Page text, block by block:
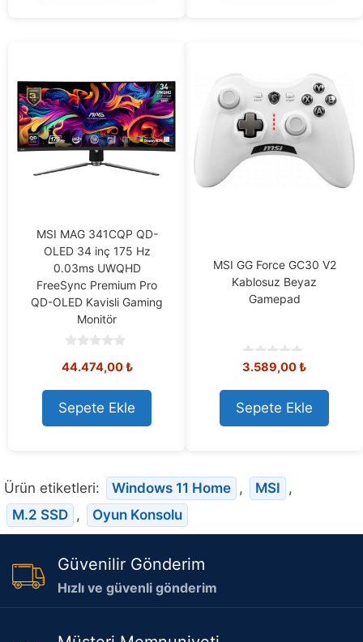
MSI MAG 341CQP QD-
OLED 34 inç 175 Hz
0.03ms UWQHD
FreeSync Premium Pro
QD-OLED Kavisli Gaming
Monitör
o
t
o
f
5
44.474,00₺
Sepete Ekle
MSI GG Force GC30 V2
Kablosuz Beyaz
Gamepad
0
u
t
o
f
3.589,00₺
Sepete Ekle
Ürün etiketleri: Windows 11 Home , MSI
,
M.2 SSD , Oyun Konsolu
Güvenilir Gönderim
Hızlı ve güvenli gönderim